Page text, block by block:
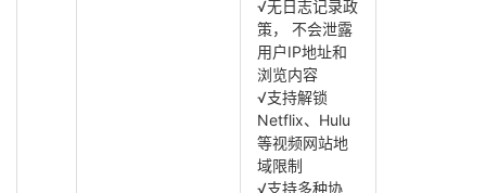
√无日志记录政
策， 不会泄露
用户IP地址和
浏览内容
√支持解锁
Netflix、Hulu
等视频网站地
域限制
√支持多种协